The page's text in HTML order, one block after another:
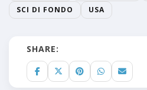
SCI DI FONDO
USA
SHARE: